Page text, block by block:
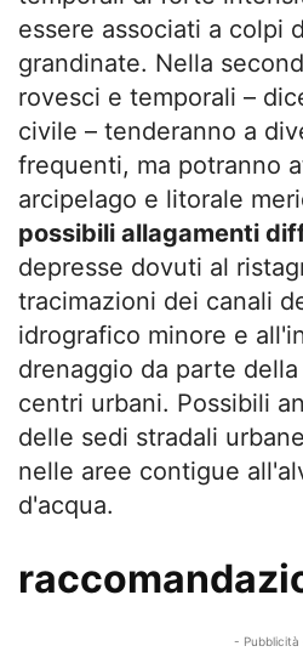
essere associati a colpi
grandinate. Nella
rovesci e temporali –
civile – tenderanno a
frequenti, ma potranno
arcipelago e litorale
possibili allagamenti
depresse dovuti al
tracimazioni dei canali
idrografico minore e
drenaggio da parte
centri urbani. Possibili
delle sedi stradali
nelle aree contigue
d'acqua.
- Pubblicità